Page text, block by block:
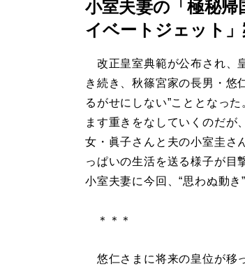
小室夫妻の「極秘
イベートジェット
改正皇室典範が公布され、
き続き、秋篠宮家の長男・悠
るがせにしない”こととなっ
ます重きをなしていくのだが
女・眞子さんと夫の小室圭さ
っぱいの生活を送る様子が目
小室夫妻に今回、“思わぬ動き
＊＊＊
悠仁さまに将来の皇位が移